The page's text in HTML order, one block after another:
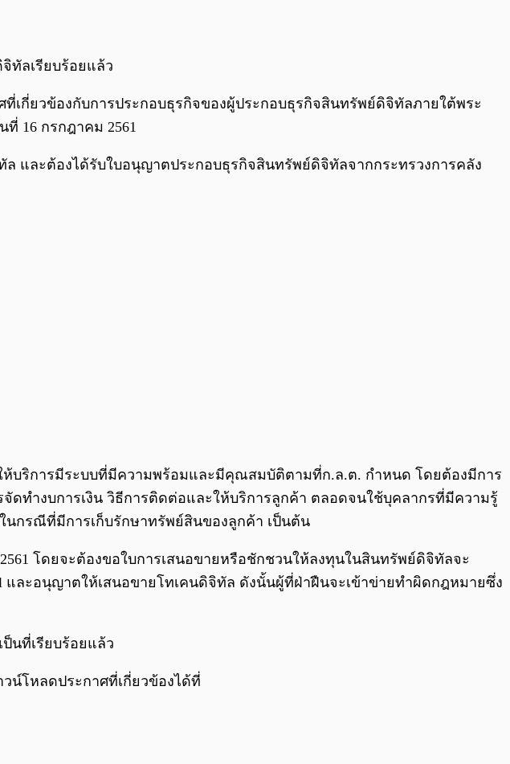
ทัลเรียบร้อยแล้ว
เกี่ยวข้องกับการประกอบธุรกิจของผู้ประกอบธุรกิจสินทรัพย์ดิจิทัลภายใต้พระ
16 กรกฎาคม 2561
และต้องได้รับใบอนุญาตประกอบธุรกิจสินทรัพย์ดิจิทัลจากกระทรวงการคลัง
ห้บริการมีระบบที่มีความพร้อมและมีคุณสมบัติตามที่ก.ล.ต. กำหนด โดยต้องมีการ
จัดทำงบการเงิน วิธีการติดต่อและให้บริการลูกค้า ตลอดจนใช้บุคลากรที่มีความรู้
นกรณีที่มีการเก็บรักษาทรัพย์สินของลูกค้า เป็นต้น
โดยจะต้องขอใบการเสนอขายหรือชักชวนให้ลงทุนในสินทรัพย์ดิจิทัลจะ
และอนุญาตให้เสนอขายโทเคนดิจิทัล ดังนั้นผู้ที่ฝ่าฝืนจะเข้าข่ายทำผิดกฎหมายซึ่ง
นที่เรียบร้อยแล้ว
น์โหลดประกาศที่เกี่ยวข้องได้ที่